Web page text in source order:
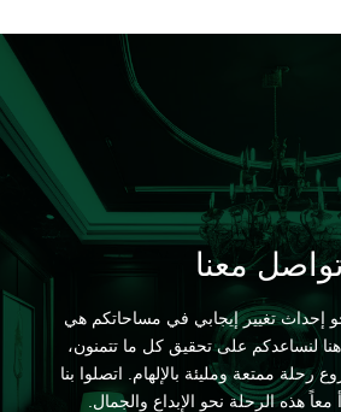
معنا
إحداث تغيير إيجابي في مساحاتكم هي
لنساعدكم على تحقيق كل ما تتمنون،
ممتعة ومليئة بالإلهام. اتصلوا بنا
معاً هذه الرحلة نحو الإبداع والجمال.